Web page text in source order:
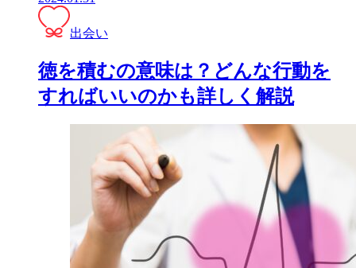
出会い
徳を積むの意味は？どんな行動を
すればいいのかも詳しく解説